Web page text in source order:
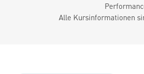
Alle Kursinformationen